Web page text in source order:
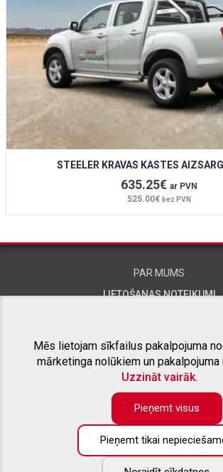
STEELER KRAVAS KASTES
635.25€ ar PVN
525.00€ bez PVN
PAR MUMS
LIETOŠANAS NOTEIKUMI
SAISTĪTIE PROJEKTI
KONTAKTTĀLRUNIS: +371
Mēs lietojam sīkfailus pakalpojuma
mārketinga nolūkiem un pakalpojuma
Uzzināt vairāk.
Pieņemt visus
Pieņemt tikai